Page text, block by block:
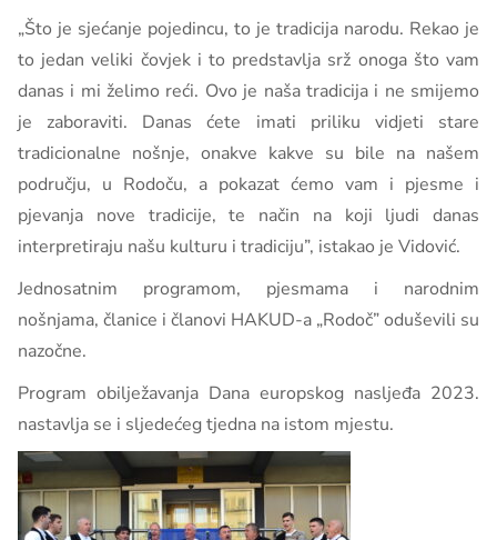
„Što je sjećanje pojedincu, to je tradicija narodu. Rekao je
to jedan veliki čovjek i to predstavlja srž onoga što vam
danas i mi želimo reći. Ovo je naša tradicija i ne smijemo
je zaboraviti. Danas ćete imati priliku vidjeti stare
tradicionalne nošnje, onakve kakve su bile na našem
području, u Rodoču, a pokazat ćemo vam i pjesme i
pjevanja nove tradicije, te način na koji ljudi danas
interpretiraju našu kulturu i tradiciju”, istakao je Vidović.
Jednosatnim programom, pjesmama i narodnim
nošnjama, članice i članovi HAKUD-a „Rodoč” oduševili su
nazočne.
Program obilježavanja Dana europskog nasljeđa 2023.
nastavlja se i sljedećeg tjedna na istom mjestu.